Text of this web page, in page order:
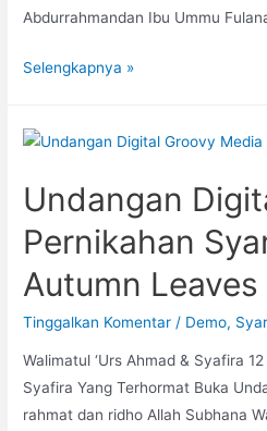
Abdurrahmandan Ibu Ummu
Undangan
Syari
Purple
Blue
Selengkapnya »
Undangan
Pernikahan
Autumn Leaves
Tinggalkan Komentar / Demo,
Walimatul ‘Urs Ahmad & Syafira
Syafira Yang Terhormat Buka
rahmat dan ridho Allah Subhana